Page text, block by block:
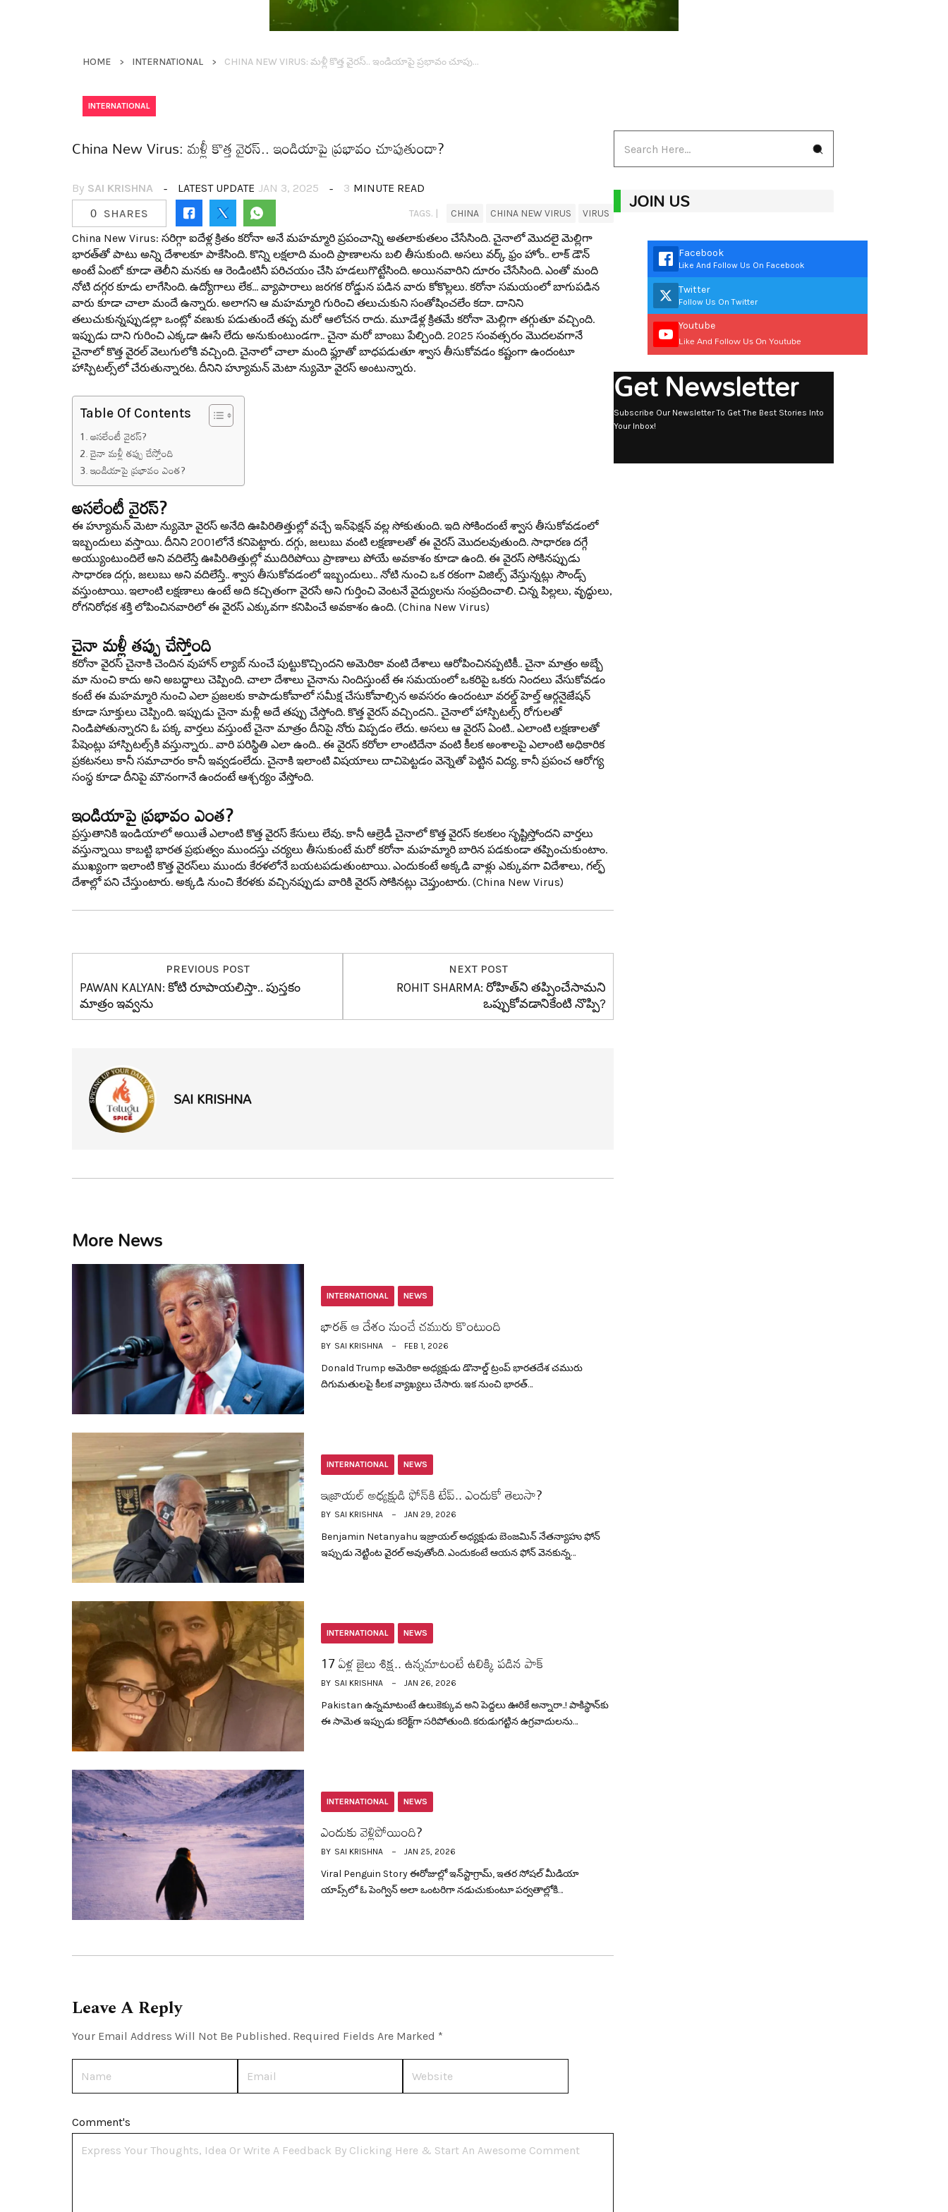
HOME INTERNATIONAL CHINA NEW VIRUS: మ‌ళ్లీ కొత్త వైర‌స్.. ఇండియాపై ప్ర‌భావం చూపుతుందా?
INTERNATIONAL
China New Virus: మ‌ళ్లీ కొత్త వైర‌స్.. ఇండియాపై ప్ర‌భావం చూపుతుందా?
By SAI KRISHNA LATEST UPDATE JAN 3, 2025 3 MINUTE READ
0 SHARES TAGS. | CHINA CHINA NEW VIRUS VIRUS
China New Virus: స‌రిగ్గా ఐదేళ్ల క్రితం క‌రోనా అనే మ‌హ‌మ్మారి ప్ర‌పంచాన్ని అత‌లాకుత‌లం చేసేసింది. చైనాలో మొద‌లై మెల్లిగా
భార‌త్‌తో పాటు అన్ని దేశాల‌కూ పాకేసింది. కొన్ని ల‌క్ష‌లాది మంది ప్రాణాల‌ను బ‌లి తీసుకుంది. అస‌లు వ‌ర్క్ ఫ్రం హోం.. లాక్ డౌన్
అంటే ఏంటో కూడా తెలీని మ‌నకు ఆ రెండింటినీ ప‌రిచ‌యం చేసి హ‌డ‌లుగొట్టేసింది. అయిన‌వారిని దూరం చేసేసింది. ఎంతో మంది
నోటి ద‌గ్గ‌ర కూడు లాగేసింది. ఉద్యోగాలు లేక‌… వ్యాపారాలు జ‌ర‌గ‌క రోడ్డున ప‌డిన వారు కోకొల్ల‌లు. క‌రోనా స‌మ‌యంలో బాగుప‌డిన
వారు కూడా చాలా మందే ఉన్నారు. అలాగ‌ని ఆ మ‌హమ్మారి గురించి త‌లుచుకుని సంతోషించ‌లేం క‌దా. దానిని
త‌లుచుకున్న‌ప్పుడ‌ల్లా ఒంట్లో వ‌ణుకు ప‌డుతుందే త‌ప్ప మ‌రో ఆలోచ‌న రాదు. మూడేళ్ల క్రిత‌మే క‌రోనా మెల్లిగా త‌గ్గుతూ వ‌చ్చింది.
ఇప్పుడు దాని గురించి ఎక్క‌డా ఊసే లేదు అనుకుంటుండ‌గా.. చైనా మ‌రో బాంబు పేల్చింది. 2025 సంవ‌త్స‌రం మొద‌ల‌వగానే
చైనాలో కొత్త వైర‌ల్ వెలుగులోకి వ‌చ్చింది. చైనాలో చాలా మంది ఫ్లూతో బాధ‌ప‌డుతూ శ్వాస తీసుకోవ‌డం క‌ష్టంగా ఉందంటూ
హాస్పిట‌ల్స్‌లో చేరుతున్నార‌ట‌. దీనిని హ్యూమ‌న్ మెటా న్యుమో వైర‌స్ అంటున్నారు.
Table Of Contents
అస‌లేంటీ వైర‌స్?
చైనా మ‌ళ్లీ త‌ప్పు చేస్తోంది
ఇండియాపై ప్ర‌భావం ఎంత‌?
అస‌లేంటీ వైర‌స్?
ఈ హ్యూమ‌న్ మెటా న్యుమో వైర‌స్ అనేది ఊపిరితిత్తుల్లో వ‌చ్చే ఇన్‌ఫెక్ష‌న్ వ‌ల్ల సోకుతుంది. ఇది సోకిందంటే శ్వాస తీసుకోవ‌డంలో
ఇబ్బందులు వ‌స్తాయి. దీనిని 2001లోనే క‌నిపెట్టారు. ద‌గ్గు, జ‌లుబు వంటి ల‌క్ష‌ణాల‌తో ఈ వైర‌స్ మొద‌ల‌వుతుంది. సాధార‌ణ దగ్గే
అయ్యుంటుందిలే అని వ‌దిలేస్తే ఊపిరితిత్తుల్లో ముదిరిపోయి ప్రాణాలు పోయే అవ‌కాశం కూడా ఉంది. ఈ వైర‌స్ సోకిన‌ప్పుడు
సాధార‌ణ ద‌గ్గు, జ‌లుబు అని వ‌దిలేస్తే.. శ్వాస తీసుకోవ‌డంలో ఇబ్బందులు.. నోటి నుంచి ఒక రకంగా విజిల్స్ వేస్తున్న‌ట్లు సౌండ్స్
వ‌స్తుంటాయి. ఇలాంటి ల‌క్ష‌ణాలు ఉంటే అది క‌చ్చితంగా వైర‌సే అని గుర్తించి వెంట‌నే వైద్యుల‌ను సంప్ర‌దించాలి. చిన్న పిల్ల‌లు, వృద్ధులు,
రోగ‌నిరోధ‌క శ‌క్తి లోపించిన‌వారిలో ఈ వైర‌స్ ఎక్కువ‌గా క‌నిపించే అవ‌కాశం ఉంది. (China New Virus)
చైనా మ‌ళ్లీ త‌ప్పు చేస్తోంది
క‌రోనా వైర‌స్ చైనాకి చెందిన వుహాన్ ల్యాబ్ నుంచే పుట్టుకొచ్చింద‌ని అమెరికా వంటి దేశాలు ఆరోపించిన‌ప్ప‌టికీ.. చైనా మాత్రం అబ్బే
మా నుంచి కాదు అని అబ‌ద్ధాలు చెప్పింది. చాలా దేశాలు చైనాను నిందిస్తుంటే ఈ స‌మ‌యంలో ఒక‌రిపై ఒక‌రు నింద‌లు వేసుకోవ‌డం
కంటే ఈ మ‌హ‌మ్మారి నుంచి ఎలా ప్ర‌జ‌ల‌కు కాపాడుకోవాలో స‌మీక్ష చేసుకోవాల్సిన అవ‌స‌రం ఉందంటూ వ‌ర‌ల్డ్ హెల్త్ ఆర్గ‌నైజేష‌న్
కూడా సూక్తులు చెప్పింది. ఇప్పుడు చైనా మ‌ళ్లీ అదే త‌ప్పు చేస్తోంది. కొత్త వైర‌స్ వ‌చ్చిందని.. చైనాలో హాస్పిట‌ల్స్ రోగుల‌తో
నిండిపోతున్నార‌ని ఓ ప‌క్క వార్త‌లు వ‌స్తుంటే చైనా మాత్రం దీనిపై నోరు విప్ప‌డం లేదు. అస‌లు ఆ వైర‌స్ ఏంటి.. ఎలాంటి ల‌క్ష‌ణాల‌తో
పేషెంట్లు హాస్పిట‌ల్స్‌కి వ‌స్తున్నారు.. వారి ప‌రిస్థితి ఎలా ఉంది.. ఈ వైర‌స్ క‌రోలా లాంటిదేనా వంటి కీల‌క అంశాల‌పై ఎలాంటి అధికారిక
ప్ర‌క‌ట‌న‌లు కానీ స‌మాచారం కానీ ఇవ్వ‌డంలేదు. చైనాకి ఇలాంటి విష‌యాలు దాచిపెట్ట‌డం వెన్నెతో పెట్టిన విద్య‌. కానీ ప్రపంచ ఆరోగ్య
సంస్థ కూడా దీనిపై మౌనంగానే ఉందంటే ఆశ్చ‌ర్యం వేస్తోంది.
ఇండియాపై ప్ర‌భావం ఎంత‌?
ప్ర‌స్తుతానికి ఇండియాలో అయితే ఎలాంటి కొత్త వైర‌స్ కేసులు లేవు. కానీ ఆల్రెడీ చైనాలో కొత్త వైర‌స్ క‌ల‌క‌లం సృష్టిస్తోంద‌ని వార్త‌లు
వ‌స్తున్నాయి కాబ‌ట్టి భార‌త ప్ర‌భుత్వం ముంద‌స్తు చ‌ర్య‌లు తీసుకుంటే మ‌రో క‌రోనా మ‌హమ్మారి బారిన ప‌డ‌కుండా త‌ప్పించుకుంటాం.
ముఖ్యంగా ఇలాంటి కొత్త వైర‌స్‌లు ముందు కేర‌ళ‌లోనే బ‌య‌ట‌ప‌డుతుంటాయి. ఎందుకంటే అక్క‌డి వాళ్లు ఎక్కువ‌గా విదేశాలు, గ‌ల్ఫ్
దేశాల్లో ప‌ని చేస్తుంటారు. అక్క‌డి నుంచి కేర‌ళ‌కు వ‌చ్చిన‌ప్పుడు వారికి వైర‌స్ సోకిన‌ట్లు చెప్తుంటారు. (China New Virus)
PREVIOUS POST
PAWAN KALYAN: కోటి రూపాయ‌లిస్తా.. పుస్త‌కం
మాత్రం ఇవ్వ‌ను
NEXT POST
ROHIT SHARMA: రోహిత్‌ని త‌ప్పించేసామ‌ని
ఒప్పుకోవ‌డానికేంటి నొప్పి?
SAI KRISHNA
More News
INTERNATIONAL NEWS
భార‌త్ ఆ దేశం నుంచే చ‌మురు కొంటుంది
BY SAI KRISHNA FEB 1, 2026
Donald Trump అమెరికా అధ్య‌క్షుడు డొనాల్డ్ ట్రంప్ భార‌త‌దేశ చ‌మురు
దిగుమతుల‌పై కీల‌క వ్యాఖ్య‌లు చేసారు. ఇక నుంచి భార‌త్…
INTERNATIONAL NEWS
ఇజ్రాయ‌ల్ అధ్య‌క్షుడి ఫోన్‌కి టేప్‌.. ఎందుకో తెలుసా?
BY SAI KRISHNA JAN 29, 2026
Benjamin Netanyahu ఇజ్రాయ‌ల్ అధ్య‌క్షుడు బెంజమిన్ నేత‌న్యాహు ఫోన్
ఇప్పుడు నెట్టింట వైర‌ల్ అవుతోంది. ఎందుకంటే ఆయ‌న ఫోన్ వెన‌కున్న…
INTERNATIONAL NEWS
17 ఏళ్ల జైలు శిక్ష.. ఉన్న‌మాటంటే ఉలిక్కి ప‌డిన పాక్
BY SAI KRISHNA JAN 26, 2026
Pakistan ఉన్న‌మాటంటే ఉలుకెక్కువ అని పెద్ద‌లు ఊరికే అన్నారా..! పాకిస్థాన్‌కు
ఈ సామెత ఇప్పుడు క‌రెక్ట్‌గా స‌రిపోతుంది. క‌రుడుగ‌ట్టిన ఉగ్ర‌వాదుల‌ను…
INTERNATIONAL NEWS
ఎందుకు వెళ్లిపోయింది?
BY SAI KRISHNA JAN 25, 2026
Viral Penguin Story ఈరోజుల్లో ఇన్‌స్టాగ్రామ్‌, ఇత‌ర సోష‌ల్ మీడియా
యాప్స్‌లో ఓ పెంగ్విన్ అలా ఒంట‌రిగా న‌డుచుకుంటూ ప‌ర్వ‌తాల్లోకి…
Leave A Reply
Your Email Address Will Not Be Published. Required Fields Are Marked *
Comment's
JOIN US
Facebook
Like And Follow Us On Facebook
Twitter
Follow Us On Twitter
Youtube
Like And Follow Us On Youtube
Get Newsletter
Subscribe Our Newsletter To Get The Best Stories Into
Your Inbox!